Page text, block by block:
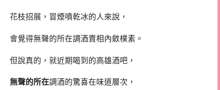
花枝招展，冒煙噴乾冰的人來說，
會覺得無聲的所在調酒賣相內斂樸素。
但說真的，就近期喝到的高雄酒吧，
無聲的所在調酒的驚喜在味道層次，